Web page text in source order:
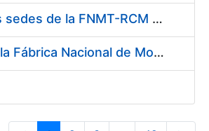
Conexión mediante Fibra Óptica de los Centros de Proceso de Datos (CPDs) de las sedes de la FNMT-RCM de Burgos y Madrid
Contratación de acuerdo marco para el Suministro de Material de Electricidad para la Fábrica Nacional de Moneda y Timbre-Real Casa de la Moneda en su centro de trabajo de Burgos